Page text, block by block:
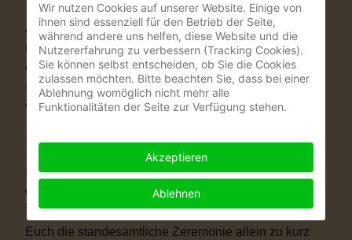
Auf Wunsch bereichere ich Eure Zeremonie mit
musikalischen oder künstlerischen Elementen. Als
ehemaliger Musicaldarsteller und Sänger entstehen
so Momente, die Eure Gäste garantiert nicht
vergessen werden.
Warum eine Freie Trauung?
Immer mehr Paare wünschen sich eine Hochzeit, die
wirklich zu ihnen passt. Vielleicht ist eine kirchliche
Trauung nicht das Richtige für Euch. Vielleicht ist
Euch die standesamtliche Zeremonie allein zu kurz
Wir nutzen Cookies auf unserer Website. Einige von
ihnen sind essenziell für den Betrieb der Seite,
während andere uns helfen, diese Website und die
Nutzererfahrung zu verbessern (Tracking Cookies).
Sie können selbst entscheiden, ob Sie die Cookies
zulassen möchten. Bitte beachten Sie, dass bei einer
Ablehnung womöglich nicht mehr alle
Funktionalitäten der Seite zur Verfügung stehen.
Akzeptieren
Ablehnen